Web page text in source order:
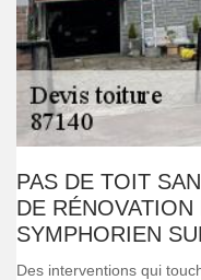
PAS DE TOIT
DE
SYMPHORIEN
Des interventions qui